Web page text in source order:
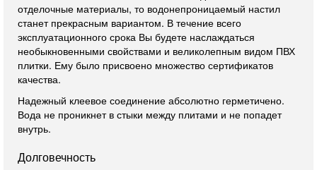
отделочные материалы, то водонепроницаемый настил
станет прекрасным вариантом. В течение всего
эксплуатационного срока Вы будете наслаждаться
необыкновенными свойствами и великолепным видом ПВХ
плитки. Ему было присвоено множество сертификатов
качества.
Надежный клеевое соединение абсолютно герметичено.
Вода не проникнет в стыки между плитами и не попадет
внутрь.
Долговечность